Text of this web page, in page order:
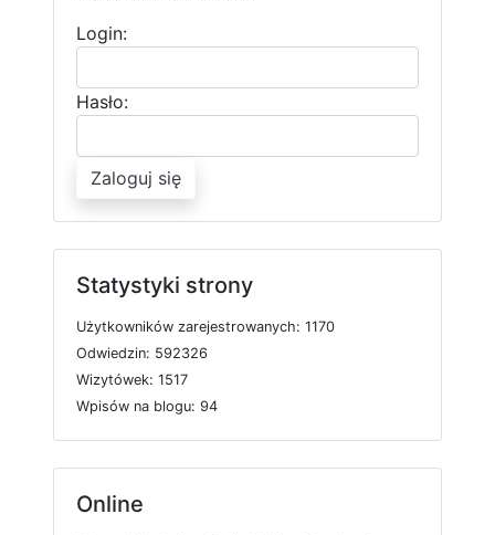
Login:
Hasło:
Zaloguj się
Statystyki strony
Użytkowników zarejestrowanych: 1170
Odwiedzin: 592326
Wizytówek: 1517
Wpisów na blogu: 94
Online